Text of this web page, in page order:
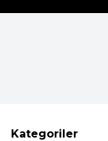
Kategoriler